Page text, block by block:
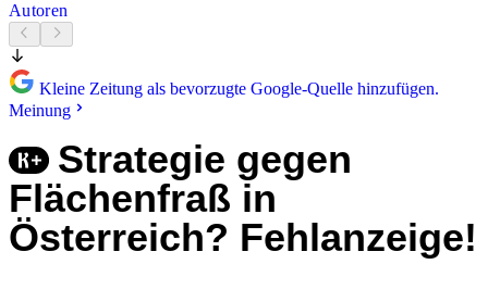
Autoren
Kleine Zeitung als bevorzugte Google-Quelle hinzufügen.
Meinung
Strategie gegen
Flächenfraß in
Österreich? Fehlanzeige!